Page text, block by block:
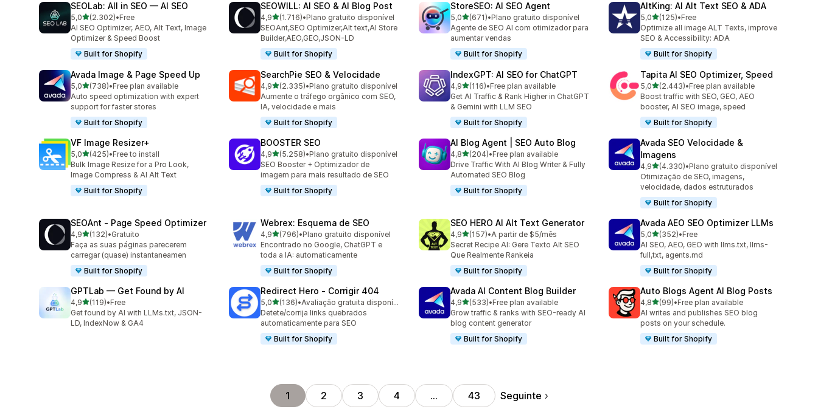
SEOLab: All in SEO — AI SEO
5,0de 5 estrelas
(2.302)
2302 total de avaliações
•Free
AI SEO Optimizer, AEO, Alt Text, Image
Optimizer & Speed Boost
Built for Shopify
SEOWILL: AI SEO & AI Blog Post
4,9de 5 estrelas
(1.716)
1716 total de avaliações
•Plano gratuito disponível
SEOAnt,SEO Optimizer,Alt text,AI Store
Builder,AEO,GEO,JSON-LD
Built for Shopify
StoreSEO: AI SEO Agent
5,0de 5 estrelas
(671)
671 total de avaliações
•Plano gratuito disponível
Agente de SEO AI com otimizador para
aumentar vendas
Built for Shopify
AltKing: AI Alt Text SEO & ADA
5,0de 5 estrelas
(125)
125 total de avaliações
•Free
Optimize all image ALT Texts, improve
SEO & Accessibility: ADA
Built for Shopify
Avada Image & Page Speed Up
5,0de 5 estrelas
(738)
738 total de avaliações
•Free plan available
Auto speed optimization with expert
support for faster stores
Built for Shopify
SearchPie SEO & Velocidade
4,9de 5 estrelas
(2.335)
2335 total de avaliações
•Plano gratuito disponível
Aumente o tráfego orgânico com SEO,
IA, velocidade e mais
Built for Shopify
IndexGPT: AI SEO for ChatGPT
4,9de 5 estrelas
(116)
116 total de avaliações
•Free plan available
Get AI Traffic & Rank Higher in ChatGPT
& Gemini with LLM SEO
Built for Shopify
Tapita AI SEO Optimizer, Speed
5,0de 5 estrelas
(2.443)
2443 total de avaliações
•Free plan available
Boost traffic with SEO, GEO, AEO
booster, AI SEO image, speed
Built for Shopify
VF Image Resizer+
5,0de 5 estrelas
(425)
425 total de avaliações
•Free to install
Bulk Image Resize for a Pro Look,
Image Compress & AI Alt Text
Built for Shopify
BOOSTER SEO
4,9de 5 estrelas
(5.258)
5258 total de avaliações
•Plano gratuito disponível
SEO Booster + Optimizador de
imagem para mais resultado de SEO
Built for Shopify
AI Blog Agent | SEO Auto Blog
4,8de 5 estrelas
(204)
204 total de avaliações
•Free plan available
Drive Traffic With AI Blog Writer & Fully
Automated SEO Blog
Built for Shopify
Avada SEO Velocidade &
Imagens
4,9de 5 estrelas
(4.330)
4330 total de avaliações
•Plano gratuito disponível
Otimização de SEO, imagens,
velocidade, dados estruturados
Built for Shopify
SEOAnt ‑ Page Speed Optimizer
4,9de 5 estrelas
(132)
132 total de avaliações
•Gratuito
Faça as suas páginas parecerem
carregar (quase) instantaneamen
Built for Shopify
Webrex: Esquema de SEO
4,9de 5 estrelas
(796)
796 total de avaliações
•Plano gratuito disponível
Encontrado no Google, ChatGPT e
toda a IA: automaticamente
Built for Shopify
SEO HERO AI Alt Text Generator
4,9de 5 estrelas
(157)
157 total de avaliações
•A partir de $5/mês
Secret Recipe AI: Gere Texto Alt SEO
Que Realmente Rankeia
Built for Shopify
Avada AEO SEO Optimizer LLMs
5,0de 5 estrelas
(352)
352 total de avaliações
•Free
AI SEO, AEO, GEO with llms.txt, llms-
full,txt, agents.md
Built for Shopify
GPTLab — Get Found by AI
4,9de 5 estrelas
(119)
119 total de avaliações
•Free
Get found by AI with LLMs.txt, JSON-
LD, IndexNow & GA4
Redirect Hero ‑ Corrigir 404
5,0de 5 estrelas
(136)
136 total de avaliações
•
Avaliação gratuita disponível
Detete/corrija links quebrados
automaticamente para SEO
Built for Shopify
Avada AI Content Blog Builder
4,9de 5 estrelas
(533)
533 total de avaliações
•Free plan available
Grow traffic & ranks with SEO-ready AI
blog content generator
Built for Shopify
Auto Blogs Agent AI Blog Posts
4,8de 5 estrelas
(99)
99 total de avaliações
•Free plan available
AI writes and publishes SEO blog
posts on your schedule.
Built for Shopify
1 2 3 4 … 43 Seguinte